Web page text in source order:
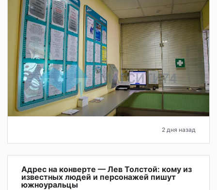
2 дня назад
Адрес на конверте — Лев Толстой: кому из
известных людей и персонажей пишут
южноуральцы